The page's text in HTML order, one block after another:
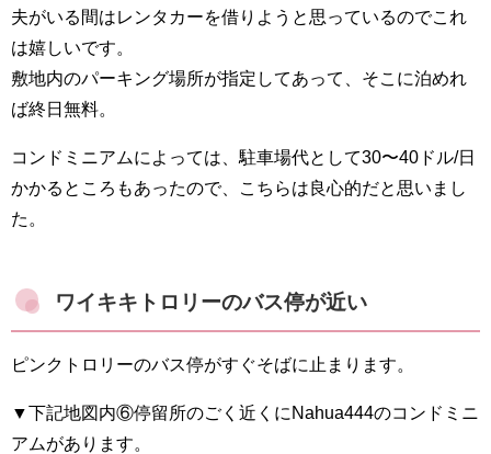
夫がいる間はレンタカーを借りようと思っているのでこれ
は嬉しいです。
敷地内のパーキング場所が指定してあって、そこに泊めれ
ば終日無料。
コンドミニアムによっては、駐車場代として30〜40ドル/日
かかるところもあったので、こちらは良心的だと思いまし
た。
ワイキキトロリーのバス停が近い
ピンクトロリーのバス停がすぐそばに止まります。
▼下記地図内⑥停留所のごく近くにNahua444のコンドミニ
アムがあります。